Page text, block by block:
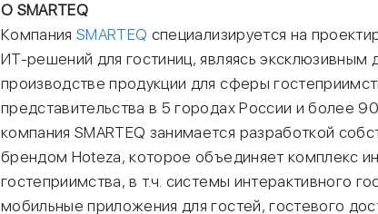
О SMARTEQ
КомпанияSMARTEQ специализируется на
ИТ-решений для гостиниц, являясь
производстве продукции для сферы
представительства в 5 городах России и более
компания SMARTEQ занимается разработкой
брендом Hoteza, которое объединяет комплекс
гостеприимства, в т.ч. системы интерактивного
мобильные приложения для гостей, гостевого